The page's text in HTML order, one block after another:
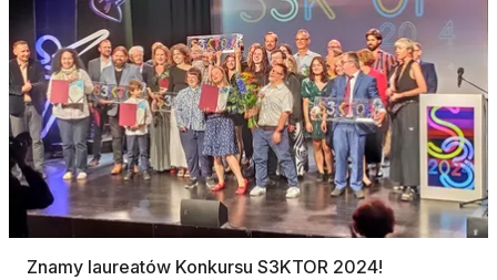
Znamy laureatów Konkursu S3KTOR 2024!